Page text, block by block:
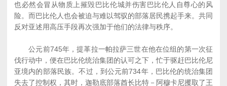
也必然会冒从物质上摧毁巴比伦城并伤害巴比伦人自尊心的风
险。而巴比伦人也会被迫与难以驾驭的部落居民携起手来。共同
反对亚述用高压手段再次强加于他们的法律与秩序。
公元前745年，提革拉一帕拉萨三世在他在位组的第一次征
伐行动中，便在巴比伦统治集团的认可之下，忙于驱赶巴比伦尼
亚境内的部落民族。不过，到公元前734年，巴比伦的统治集团
失去了控制权，其时，迦勒底部落酋长比特－阿穆卡尼攫取了王